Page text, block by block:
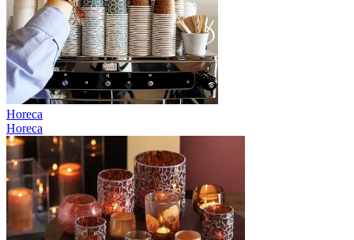
Horeca
Horeca